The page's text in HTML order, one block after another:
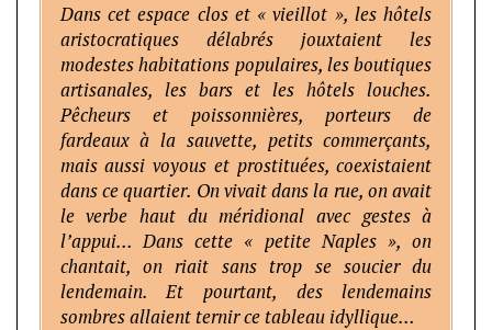
Dans cet espace clos et « vieillot », les hôtels
aristocratiques délabrés jouxtaient les
modestes habitations populaires, les boutiques
artisanales, les bars et les hôtels louches.
Pêcheurs et poissonnières, porteurs de
fardeaux à la sauvette, petits commerçants,
mais aussi voyous et prostituées, coexistaient
dans ce quartier. On vivait dans la rue, on avait
le verbe haut du méridional avec gestes à
l’appui… Dans cette « petite Naples », on
chantait, on riait sans trop se soucier du
lendemain. Et pourtant, des lendemains
sombres allaient ternir ce tableau idyllique…